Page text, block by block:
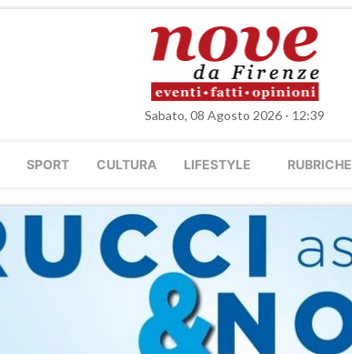
Sabato, 08 Agosto 2026 - 12:39
SPORT CULTURA LIFESTYLE RUBRICHE